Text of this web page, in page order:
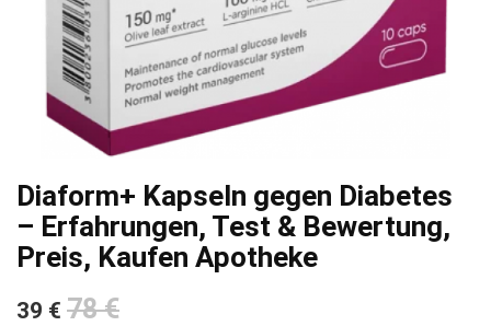
Diaform+ Kapseln gegen Diabetes
– Erfahrungen, Test & Bewertung,
Preis, Kaufen Apotheke
39 € 78 €